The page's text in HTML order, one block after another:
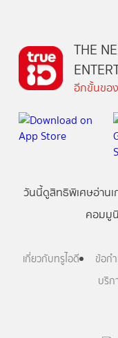
THE
อีกขั้นขอ
วันนี้ดูสิทธิพิเศษอ่าน
คอมมู
เกี่ยวกับทรูไอดี ข้อก
บริก